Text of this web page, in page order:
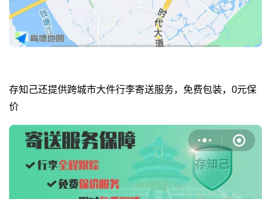
存知己还提供跨城市大件行李寄送服务，免费包装，0元保
价